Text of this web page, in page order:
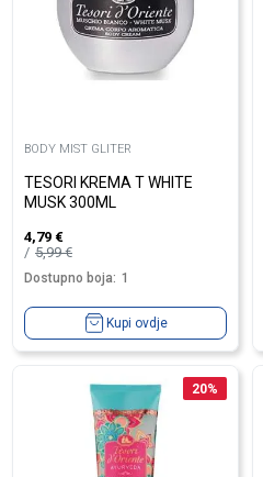
BODY MIST GLITER
TESORI KREMA T WHITE
MUSK 300ML
4,79 €
5,99€
Dostupno boja: 1
Kupi ovdje
20%